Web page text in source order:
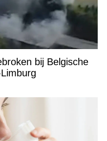
bij Belgische